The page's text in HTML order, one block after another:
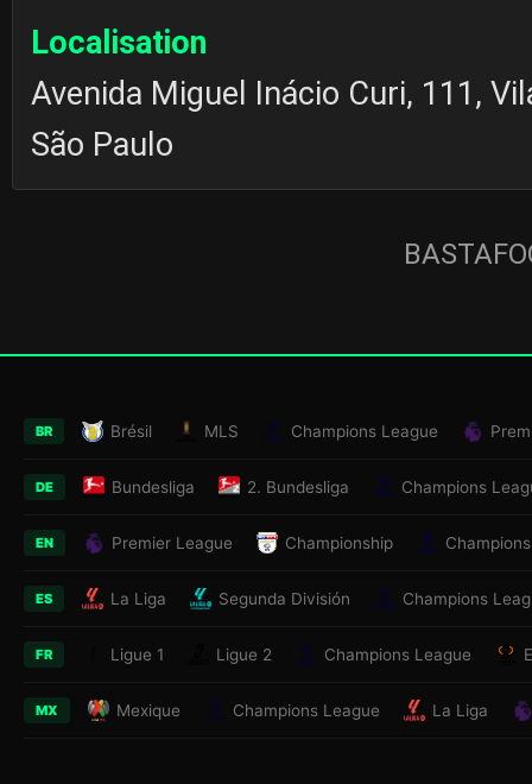
Localisation
Avenida Miguel Inácio Curi, 111,
São Paulo
BR Brésil MLS Champions League
DE Bundesliga 2. Bundesliga Champions
EN Premier League Championship
ES La Liga Segunda División Champions
FR Ligue 1 Ligue 2 Champions League
MX Mexique Champions League La Liga